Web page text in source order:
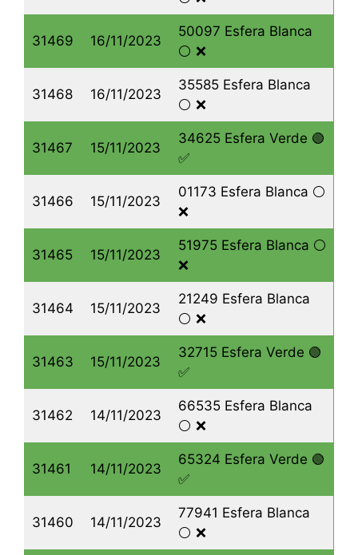
31469 16/11/2023
50097 Esfera Blanca
⚪️ ❌
31468 16/11/2023
35585 Esfera Blanca
⚪️ ❌
31467 15/11/2023
34625 Esfera Verde 🟢
✅
31466 15/11/2023
01173 Esfera Blanca ⚪️
❌
31465 15/11/2023
51975 Esfera Blanca ⚪️
❌
31464 15/11/2023
21249 Esfera Blanca
⚪️ ❌
31463 15/11/2023
32715 Esfera Verde 🟢
✅
31462 14/11/2023
66535 Esfera Blanca
⚪️ ❌
31461 14/11/2023
65324 Esfera Verde 🟢
✅
31460 14/11/2023
77941 Esfera Blanca
⚪️ ❌